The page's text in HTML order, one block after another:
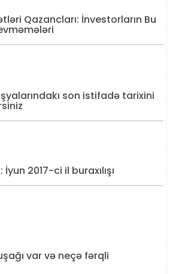
Qazancları: İnvestorların Bu
son istifadə tarixini
2017-ci il buraxılışı
var və neçə fərqli